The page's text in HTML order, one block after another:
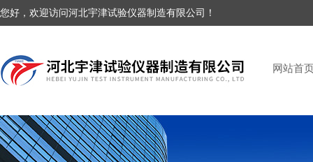
您好，欢迎访问河北宇津试验仪器制造有限公司！
网站首